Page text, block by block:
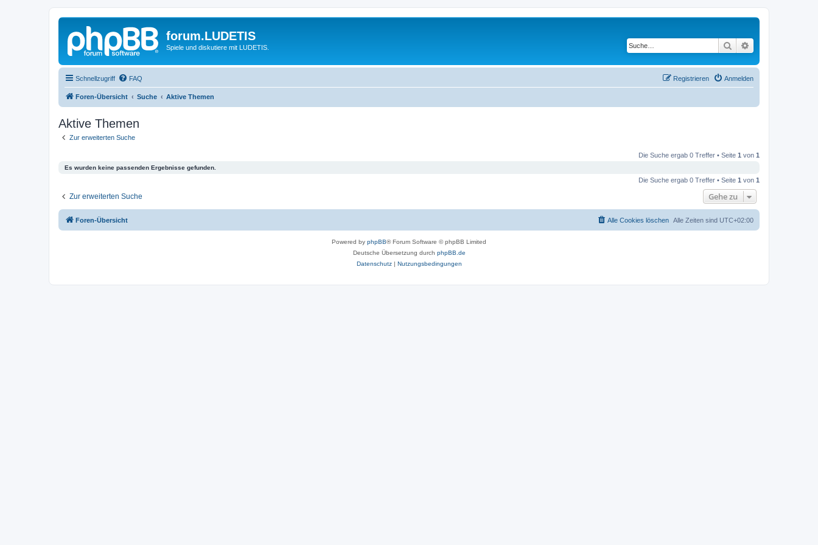
forum.LUDETIS
Spiele und diskutiere mit LUDETIS. Suche
Schnellzugriff FAQ Anmelden
Registrieren
Foren-Übersicht Suche Aktive Themen
Aktive Themen
Zur erweiterten Suche
Die Suche ergab 0 Treffer • Seite 1 von 1
Es wurden keine passenden Ergebnisse gefunden.
Die Suche ergab 0 Treffer • Seite 1 von 1
Zur erweiterten Suche Gehe zu
Foren-Übersicht Alle Zeiten sind UTC+02:00
Alle Cookies löschen
Powered by phpBB® Forum Software © phpBB Limited
Deutsche Übersetzung durch phpBB.de
Datenschutz| Nutzungsbedingungen